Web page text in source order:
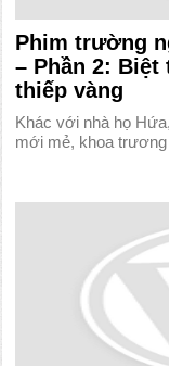
Phim trường
– Phần 2: Biệt
thiếp vàng
Khác với nhà họ
mới mẻ, khoa